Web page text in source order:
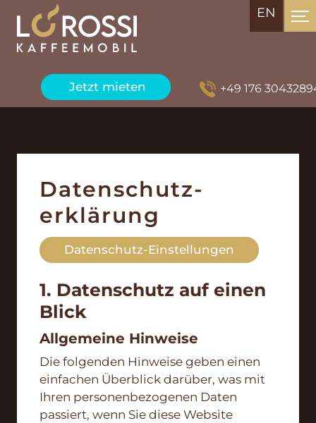
EN
Jetzt mieten +49 176 30432894
Datenschutz­
erklärung
Datenschutz-Einstellungen
1. Datenschutz auf einen
Blick
Allgemeine Hinweise
Die folgenden Hinweise geben einen
einfachen Überblick darüber, was mit
Ihren personenbezogenen Daten
passiert, wenn Sie diese Website